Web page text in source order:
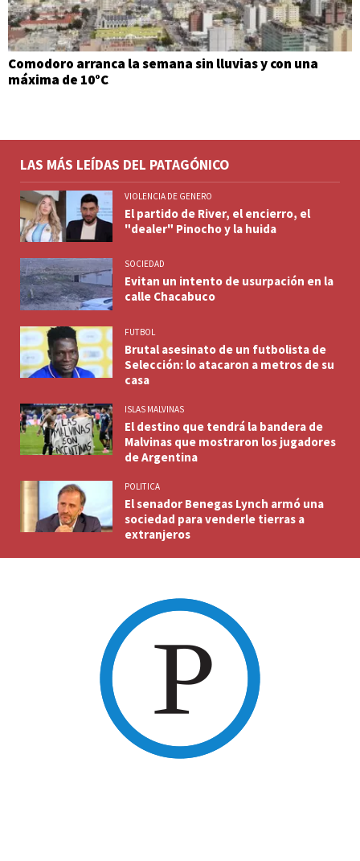
Comodoro arranca la semana sin lluvias y con una
máxima de 10°C
LAS MÁS LEÍDAS DEL PATAGÓNICO
VIOLENCIA DE GENERO
El partido de River, el encierro, el
"dealer" Pinocho y la huida
SOCIEDAD
Evitan un intento de usurpación en la
calle Chacabuco
FUTBOL
Brutal asesinato de un futbolista de
Selección: lo atacaron a metros de su
casa
ISLAS MALVINAS
El destino que tendrá la bandera de
Malvinas que mostraron los jugadores
de Argentina
POLITICA
El senador Benegas Lynch armó una
sociedad para venderle tierras a
extranjeros